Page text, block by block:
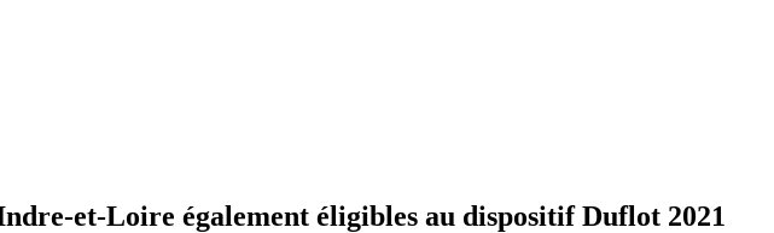
et-Loire également éligibles au dispositif Duflot 2021